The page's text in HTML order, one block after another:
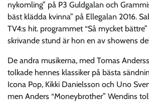
nykomling” på P3 Guldgalan och
bäst klädda kvinna” på Ellegalan 2016.
TV4:s hit. programmet “Så mycket
skrivande stund är hon en av showens
De andra musikerna, med Tomas
tolkade hennes klassiker på bästa
Icona Pop, Kikki Danielsson och Uno
men Anders “Moneybrother” Wendins